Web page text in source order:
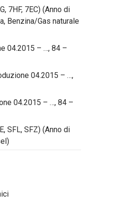
7HF, 7EC) (Anno di
Benzina/Gas naturale
04.2015 – …, 84 –
04.2015 – …,
04.2015 – …, 84 –
SFL, SFZ) (Anno di